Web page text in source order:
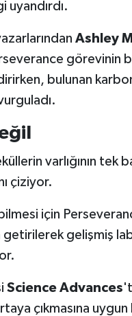
uyandırdı.
Ashley
görevinin
bulunan
varlığının tek
çiziyor.
için
gelişmiş
Science Advances
çıkmasına